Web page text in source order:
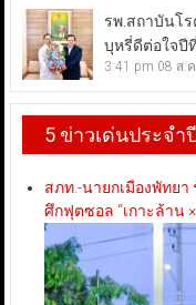
รพ.สถาบันโ
บุหรี่ดีต่อใจปี
3:41 pm 08 ส.
5 ข่าวเด่นประจำ
สภท.-นายกเมืองพัทยา
ศึกฟุตซอล “เกาะล้าน